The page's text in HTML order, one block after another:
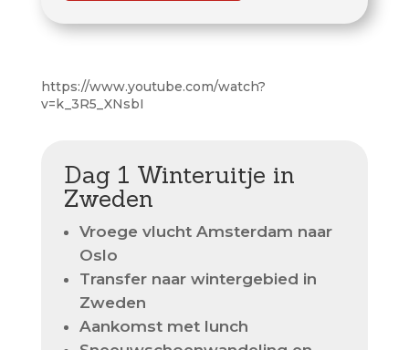
https://www.youtube.com/watch?
v=k_3R5_XNsbI
Dag 1 Winteruitje in
Zweden
Vroege vlucht Amsterdam naar
Oslo
Transfer naar wintergebied in
Zweden
Aankomst met lunch